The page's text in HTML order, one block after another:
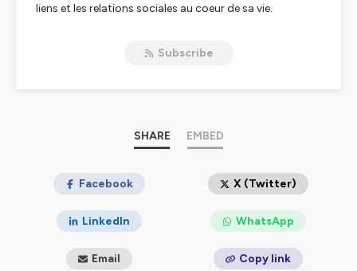
liens et les relations sociales au coeur de sa vie.
verre pour débriefer, s'inspirer, regarder notre action et
outils pour les acteurs du lien social et de la solidarité,
professionnels et bénévoles. Tu sais, ceux qui donnent
Ceux que j'appelle les créateurs de liens sont en fait des
rencontrer, d'accompagner, de soutenir des personnes
éloignées du monde par l'exclusion, la précarité. Ils font
ces actions dans le but de de recréer des relations, de
regénérer de la confiance en soi et en l'Autre, de soutenir
Subscribe
SHARE EMBED
Facebook X (Twitter)
LinkedIn WhatsApp
Email Copy link